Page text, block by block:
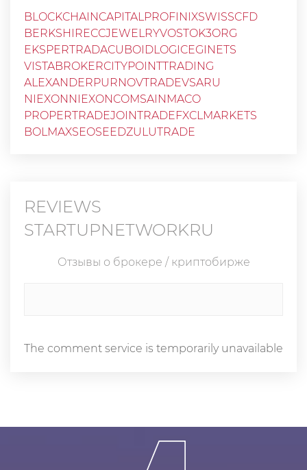
BLOCKCHAINCAPITALPROFINIXSWISSCFD
BERKSHIRECCJEWELRYVOSTOK3ORG
EKSPERTRADACUBOIDLOGICEGINETS
VISTABROKERCITYPOINTTRADING
ALEXANDERPURNOVTRADEVSARU
NIEXONNIEXONCOMSAINMACO
PROPERTRADEJOINTRADEFXCLMARKETS
BOLMAXSEOSEEDZULUTRADE
REVIEWS
STARTUPNETWORKRU
Отзывы о брокере / криптобирже
The comment service is temporarily unavailable